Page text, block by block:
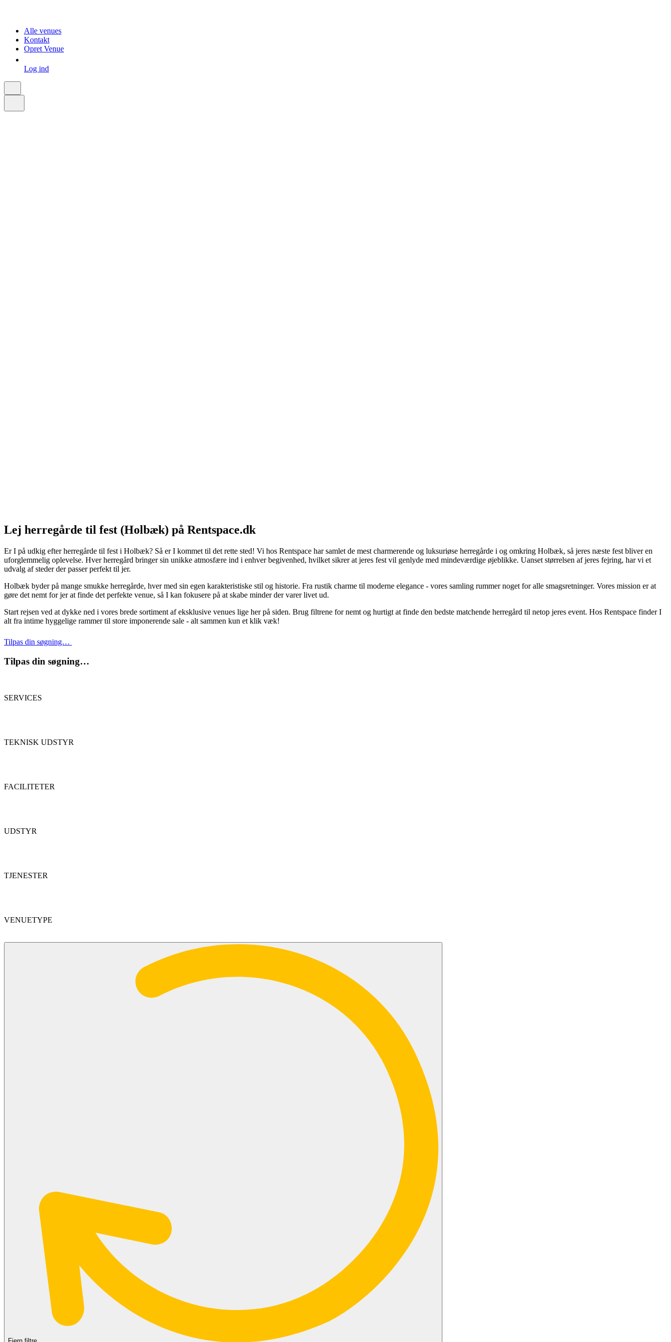
Alle venues
Kontakt
Opret Venue
Log ind
Lej herregårde til fest (Holbæk) på Rentspace.dk
Er I på udkig efter herregårde til fest i Holbæk? Så er I kommet til det rette sted! Vi hos Rentspace har samlet de mest charmerende og luksuriøse herregårde i og omkring Holbæk, så jeres næste fest bliver en
uforglemmelig oplevelse. Hver herregård bringer sin unikke atmosfære ind i enhver begivenhed, hvilket sikrer at jeres fest vil genlyde med mindeværdige øjeblikke. Uanset størrelsen af jeres fejring, har vi et
udvalg af steder der passer perfekt til jer.
Holbæk byder på mange smukke herregårde, hver med sin egen karakteristiske stil og historie. Fra rustik charme til moderne elegance - vores samling rummer noget for alle smagsretninger. Vores mission er at
gøre det nemt for jer at finde det perfekte venue, så I kan fokusere på at skabe minder der varer livet ud.
Start rejsen ved at dykke ned i vores brede sortiment af eksklusive venues lige her på siden. Brug filtrene for nemt og hurtigt at finde den bedste matchende herregård til netop jeres event. Hos Rentspace finder I
alt fra intime hyggelige rammer til store imponerende sale - alt sammen kun et klik væk!
Tilpas din søgning…
Tilpas din søgning…
SERVICES
TEKNISK UDSTYR
FACILITETER
UDSTYR
TJENESTER
VENUETYPE